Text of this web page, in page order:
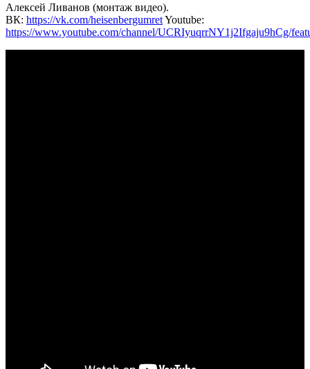
Алексей Ливанов (монтаж видео).
ВК: https://vk.com/heisenbergumretYoutube:
https://www.youtube.com/channel/UCRIyuqrrNY1j2Ifgaju9hCg/